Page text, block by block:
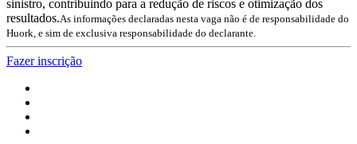
sinistro, contribuindo para a redução de riscos e otimização dos
resultados.As informações declaradas nesta vaga não é de responsabilidade do
Huork, e sim de exclusiva responsabilidade do declarante.
Fazer inscrição